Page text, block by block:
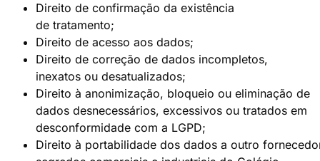
Direito de confirmação da existência
de tratamento;
Direito de acesso aos dados;
Direito de correção de dados incompletos,
inexatos ou desatualizados;
Direito à anonimização, bloqueio ou eliminação de
dados desnecessários, excessivos ou tratados em
desconformidade com a LGPD;
Direito à portabilidade dos dados a outro